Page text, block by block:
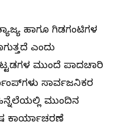
ಹಾಗೂ ಗಿಡಗಂಟಿಗಳ
ಎಂದು
ಮುಂದೆ ಪಾದಚಾರಿ
ಸಾರ್ವಜನಿಕರ
ಮುಂದಿನ
ಕಾರ್ಯಾಚರಣೆ